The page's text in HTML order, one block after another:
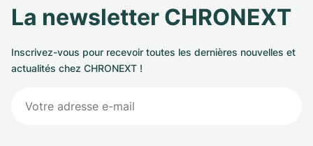
La newsletter CHRONEXT
Inscrivez-vous pour recevoir toutes les dernières nouvelles et
actualités chez CHRONEXT !